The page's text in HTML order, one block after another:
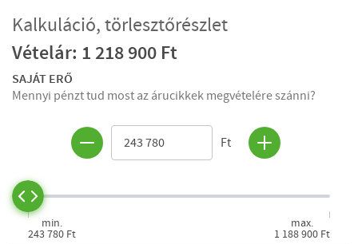
Kalkuláció, törlesztőrészlet
Vételár: 1 218 900 Ft
SAJÁT ERŐ
Mennyi pénzt tud most az árucikkek megvételére szánni?
Ft
min.
243 780 Ft
max.
1 188 900 Ft